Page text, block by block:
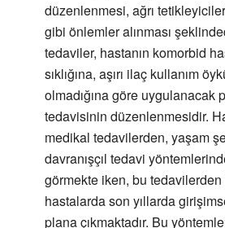
düzenlenmesi, ağrı
gibi önlemler alınması
tedaviler, hastanın komorbid
sıklığına, aşırı ilaç kullanım
olmadığına göre uygulanacak
tedavisinin düzenlenmesidir.
medikal tedavilerden, yaşam
davranışçıl tedavi
görmekte iken, bu
hastalarda son yıllarda
plana çıkmaktadır. Bu